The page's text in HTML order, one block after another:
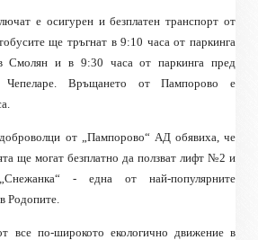
е осигурен и безплатен транспорт от
ще тръгнат в 9:10 часа от паркинга
Смолян и в 9:30 часа от паркинга пред
Чепеларе. Връщането от Пампорово е
от „Пампорово“ АД обявиха, че
ще могат безплатно да ползват лифт №2 и
- една от най-популярните
Родопите.
все по-широкото екологично движение в